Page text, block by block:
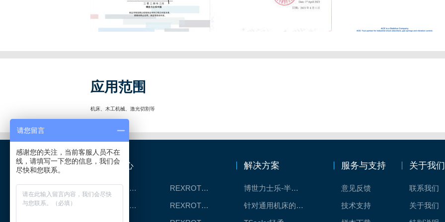
应用范围
机床、木工机械、激光切割等
产品中心
REXROTH工厂解决方案 REXROTH/力士乐线性产品
REXROTH丝杠螺母 REXROTH直线模组
解决方案
博世力士乐-半导体工业的自动控制解决方案
针对通用机床的CNC系统解决方案
服务与支持
意见反馈
技术支持
关于我们
联系我们
关于我们
请您留言
感谢您的关注，当前客服人员不在
线，请填写一下您的信息，我们会
尽快和您联系。